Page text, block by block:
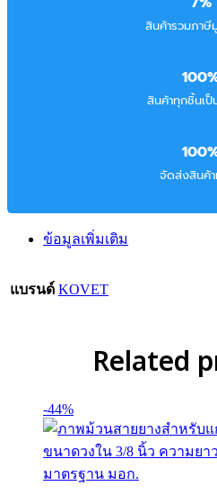
สินค้ารวมภาษี
สินค้าทุกชิ้นเ
จัดส่งสินค้
ข้อมูลเพิ่มเติม
แบรนด์ KOVET
Related
-44%